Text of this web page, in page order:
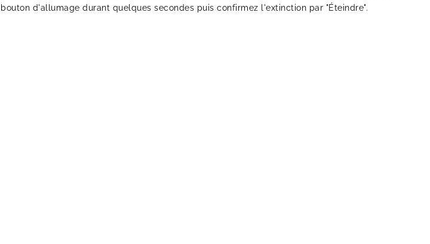
bouton d'allumage durant quelques secondes puis confirmez l'extinction par "Éteindre".